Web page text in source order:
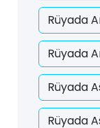
Rüyada
Rüyada
Rüyada
Rüyada